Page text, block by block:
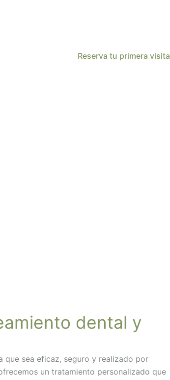
Reserva tu primera visita
dental y
que sea eficaz, seguro y realizado por
un tratamiento personalizado que